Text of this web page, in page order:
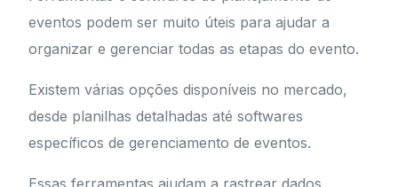
eventos podem ser muito úteis para ajudar a
organizar e gerenciar todas as etapas do evento.
Existem várias opções disponíveis no mercado,
desde planilhas detalhadas até softwares
específicos de gerenciamento de eventos.